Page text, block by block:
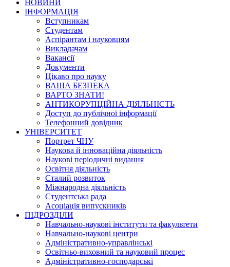
НОВИНИ
ІНФОРМАЦІЯ
Вступникам
Студентам
Аспірантам і науковцям
Викладачам
Вакансії
Документи
Цікаво про науку
ВАША БЕЗПЕКА
ВАРТО ЗНАТИ!
АНТИКОРУПЦІЙНА ДІЯЛЬНІСТЬ
Доступ до публічної інформації
Телефонний довідник
УНІВЕРСИТЕТ
Портрет ЧНУ
Наукова й інноваційна діяльність
Наукові періодичні видання
Освітня діяльність
Сталий розвиток
Міжнародна діяльність
Студентська рада
Асоціація випускників
ПІДРОЗДІЛИ
Навчально-наукові інститути та факультети
Навчально-наукові центри
Адміністративно-управлінські
Освітньо-виховний та науковий процес
Адміністративно-господарські